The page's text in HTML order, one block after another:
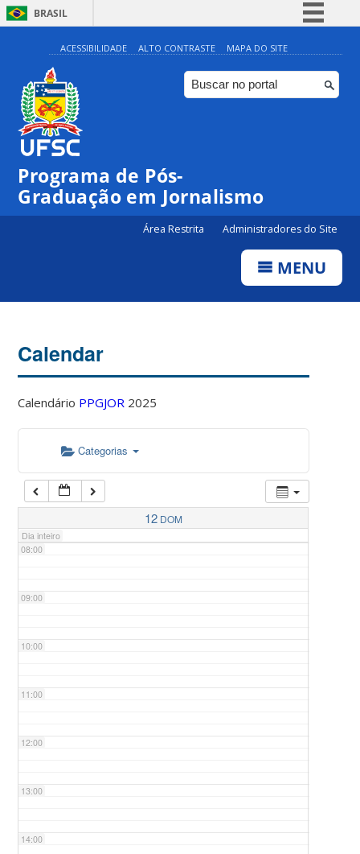
BRASIL
Simplifique!
Comunica BR
Participe
ACESSIBILIDADE ALTO CONTRASTE MAPA DO SITE
Programa de Pós-
Graduação em Jornalismo
Área Restrita Administradores do Site
MENU
Calendar
Calendário PPGJOR 2025
Categorias
12 DOM
Dia inteiro
04:00
05:00
07:00
08:00
09:00
10:00
11:00
12:00
13:00
14:00